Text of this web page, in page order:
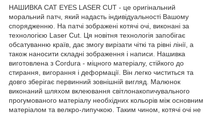
НАШИВКА CAT EYES LASER CUT - це оригінальний
моральний патч, який надасть індивідуальності Вашому
спорядженню. На патчі зображені котячі очі, виконані за
технологією Laser Cut. Ця новітня технологія запобігає
обсатуванню країв, дає змогу вирізати чіткі та рівні лінії, а
також наносити складні зображення і написи. Нашивка
виготовлена з Cordura - міцного матеріалу, стійкого до
стирання, вигорання і деформації. Він легко чиститься та
довго зберігає первинний зовнішній вигляд. Малюнок
виконаний шляхом вклеювання світлонакопичувального
прогумованого матеріалу необхідних кольорів між основним
матеріалом та велкро-липучкою. Таким чином, котячі очі не